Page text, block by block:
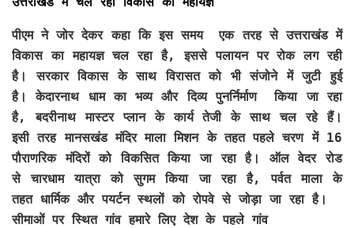
पीएम ने जोर देकर कहा कि इस समय एक तरह से उत्तराखंड में
विकास का महायज्ञ चल रहा है, इससे पलायन पर रोक लग रही
है। सरकार विकास के साथ विरासत को भी संजोने में जुटी हुई
है। केदारनाथ धाम का भव्य और दिव्य पुनर्निर्माण किया जा रहा
है, बदरीनाथ मास्टर प्लान के कार्य तेजी के साथ चल रहे हैं।
इसी तरह मानसखंड मंदिर माला मिशन के तहत पहले चरण में 16
पौराणरिक मंदिरों को विकसित किया जा रहा है। ऑल वेदर रोड
से चारधाम यात्रा को सुगम किया जा रहा है, पर्वत माला के
तहत धार्मिक और पयर्टन स्थलों को रोपवे से जोड़ा जा रहा है।
सीमाओं पर स्थित गांव हमारे लिए देश के पहले गांव